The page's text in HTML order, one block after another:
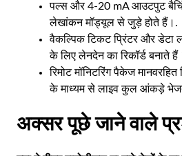
पल्स और 4-20 mA आउटपुट
लेखांकन मॉड्यूल से जुड़े होते हैं।.
वैकल्पिक टिकट प्रिंटर और डेटा
के लिए लेनदेन का रिकॉर्ड बनाते
रिमोट मॉनिटरिंग पैकेज
के माध्यम से लाइव कुल आंकड़े
अक्सर पूछे जाने वाले